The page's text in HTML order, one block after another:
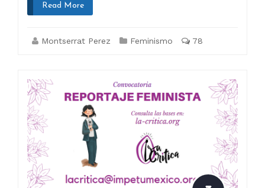
Read More
Montserrat Perez Feminismo 78